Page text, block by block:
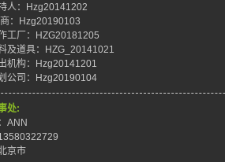
人：Hzg20141202
：Hzg20190103
工厂：HZG20181205
及道具：HZG_20141021
机构：Hzg20141201
公司：Hzg20190104
处:
ANN
京市